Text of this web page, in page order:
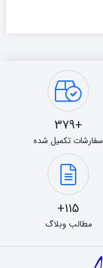
+379
سفارشات تکمیل شده
115+
مطالب وبلاگ